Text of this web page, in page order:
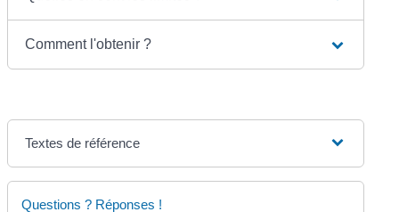
Comment l'obtenir ?
Textes de référence
Questions ? Réponses !